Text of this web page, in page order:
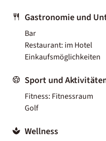
Gastronomie und
Bar
Restaurant: im Hotel
Einkaufsmöglichkeiten
Sport und
Fitness: Fitnessraum
Golf
Wellness